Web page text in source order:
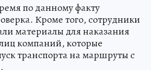
по данному факту
Кроме того, сотрудники
материалы для наказания
компаний, которые
транспорта на маршруты с